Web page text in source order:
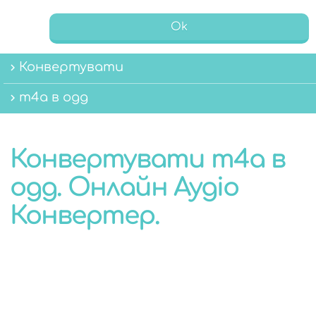
АУДІО
КОНВЕРТЕР
Ok
Конвертувати
m4a в ogg
Конвертувати m4a в
ogg. Онлайн Аудіо
Конвертер.